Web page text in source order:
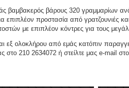
βαμβακερός βάρους 320 γραμμαρίων
επιπλέον προστασία από γρατζουνιές
με επιπλέον κόντρες για τους
εξ ολοκλήρου από εμάς κατόπιν
στο 210 2634072 ή στείλτε μας e-mail